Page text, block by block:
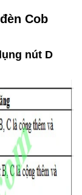
Cob
nút D